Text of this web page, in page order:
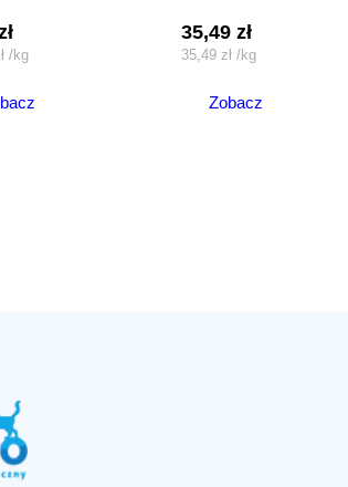
/kg
35,49 zł
35,49 zł /kg
Zobacz